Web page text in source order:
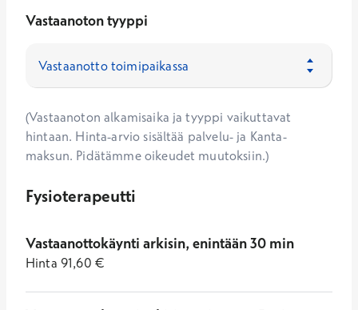
Vastaanoton tyyppi
(Vastaanoton alkamisaika ja tyyppi vaikuttavat
hintaan. Hinta-arvio sisältää palvelu- ja Kanta-
maksun. Pidätämme oikeudet muutoksiin.)
Fysioterapeutti
Vastaanottokäynti arkisin, enintään 30 min
Hinta 91,60 €